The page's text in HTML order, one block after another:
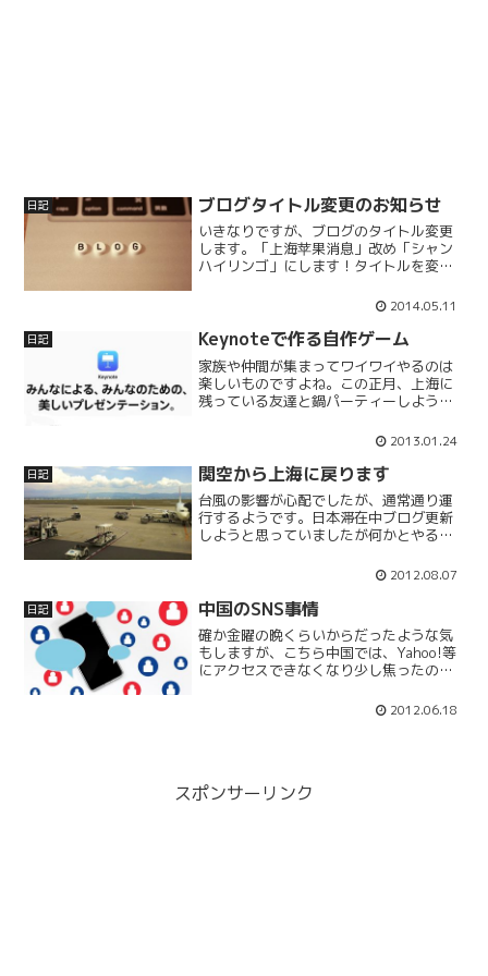
日記 ブログタイトル変更のお知らせ
いきなりですが、ブログのタイトル変更
します。「上海苹果消息」改め「シャン
ハイリンゴ」にします！タイトルを変更
年が経過し、移住と同時に当ブログを
細々と始めたわけですが、ここまでわず
か76エントリ。。。 2...
2014.05.11
日記 Keynoteで作る自作ゲーム
家族や仲間が集まってワイワイやるのは
楽しいものですよね。この正月、上海に
残っている友達と鍋パーティーしようと
人が集まることになりました。ホストに
なってしまったので、何か盛り上げる企
画をしなければならない...
2013.01.24
日記 関空から上海に戻ります
台風の影響が心配でしたが、通常通り運
行するようです。日本滞在中ブログ更新
しようと思っていましたが何かとやるこ
でした(^^ゞただ、おそらく上海に戻って
すが。。。また上海か...
2012.08.07
日記 中国のSNS事情
確か金曜の晩くらいからだったような気
もしますが、こちら中国では、Yahoo!等
にアクセスできなくなり少し焦ったので
かっていたようです。2012/6/17昼以降
は、再びアクセスできるようになってい
2012.06.18
スポンサーリンク